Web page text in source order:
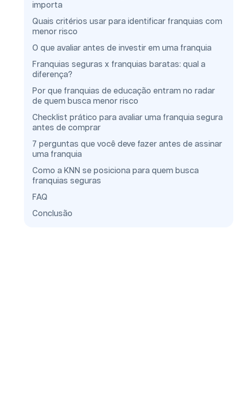
importa
Quais critérios usar para identificar franquias com
menor risco
O que avaliar antes de investir em uma franquia
Franquias seguras x franquias baratas: qual a
diferença?
Por que franquias de educação entram no radar
de quem busca menor risco
Checklist prático para avaliar uma franquia segura
antes de comprar
7 perguntas que você deve fazer antes de assinar
uma franquia
Como a KNN se posiciona para quem busca
franquias seguras
FAQ
Conclusão